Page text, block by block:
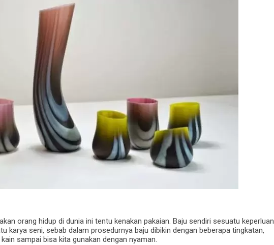
orang hidup di dunia ini tentu kenakan pakaian. Baju sendiri sesuatu keperluan
karya seni, sebab dalam prosedurnya baju dibikin dengan beberapa tingkatan,
sampai bisa kita gunakan dengan nyaman.